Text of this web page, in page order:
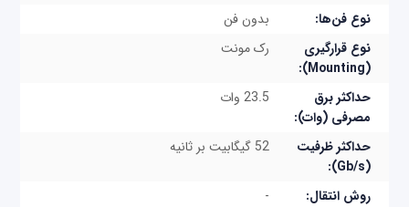
عین حال ساده‌سازی ارتباطات یکپارچه (UC) هستند.
نوع فن‌ها:
بدون فن
نوع قرارگیری
(Mounting):
رک‌ مونت
حداکثر برق
مصرفی (وات):
23.5 وات
حداکثر ظرفیت
(Gb/s):
52 گیگابیت بر ثانیه
روش انتقال:
-